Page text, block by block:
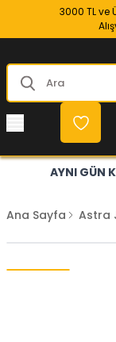
3000 TL ve
AYNI GÜN
Ana Sayfa Astra